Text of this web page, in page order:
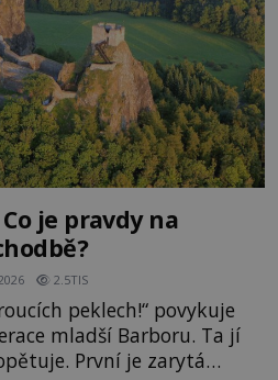
je pravdy na
2.5TIS
peklech!“ povykuje
mladší Barboru. Ta jí
První je zarytá